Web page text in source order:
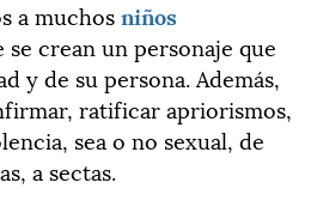
a muchosniños
se crean un personaje que
y de su persona. Además,
ratificar apriorismos,
sea o no sexual, de
a sectas.